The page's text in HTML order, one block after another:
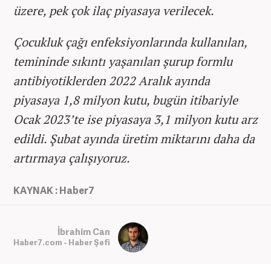
üzere, pek çok ilaç piyasaya verilecek.
Çocukluk çağı enfeksiyonlarında kullanılan,
temininde sıkıntı yaşanılan şurup formlu
antibiyotiklerden 2022 Aralık ayında
piyasaya 1,8 milyon kutu, bugün itibariyle
Ocak 2023’te ise piyasaya 3,1 milyon kutu arz
edildi. Şubat ayında üretim miktarını daha da
artırmaya çalışıyoruz.
KAYNAK : Haber7
İbrahim Can
Haber7.com - Haber Şefi